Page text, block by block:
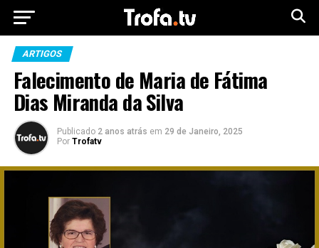
ARTIGOS
Falecimento de Maria de Fátima
Dias Miranda da Silva
Publicado 2 anos atrás em 29 de Janeiro, 2025
Por Trofatv